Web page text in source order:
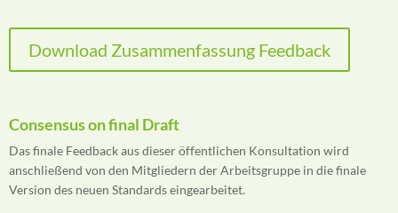
Download Zusammenfassung Feedback
Consensus on final Draft
Das finale Feedback aus dieser öffentlichen Konsultation wird
anschließend von den Mitgliedern der Arbeitsgruppe in die finale
Version des neuen Standards eingearbeitet.